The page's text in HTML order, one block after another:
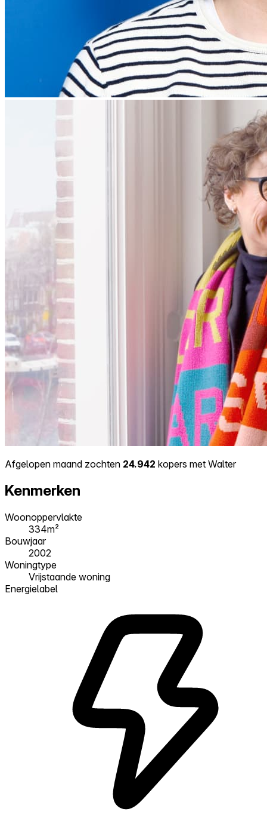
Afgelopen maand zochten 24.942 kopers met Walter
Kenmerken
Woonoppervlakte
334m²
Bouwjaar
2002
Woningtype
Vrijstaande woning
Energielabel